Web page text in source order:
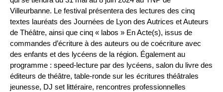
Villeurbanne. Le festival présentera des lectures des cinq
textes lauréats des Journées de Lyon des Autrices et Auteurs
de Théâtre, ainsi que cinq « labos » En Acte(s), issus de
commandes d’écriture à des auteurs ou de coécriture avec
des enfants et des lycéens de la région. Également au
programme : speed-lecture par des lycéens, salon du livre des
éditeurs de théâtre, table-ronde sur les écritures théâtrales
jeunesse, DJ set littéraire, rencontres professionnelles